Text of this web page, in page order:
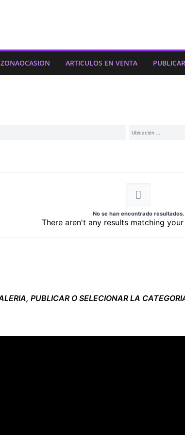
ARTICULOS EN VENTA
No se han encontrado resultados.
There aren't any results matching
PUBLICAR O SELECIONAR LA